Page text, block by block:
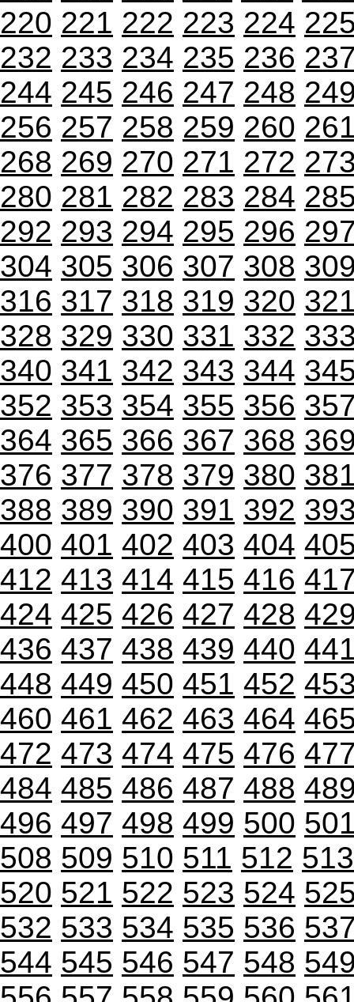
220 221 222 223 224
232 233 234 235 236
244 245 246 247 248
256 257 258 259 260
268 269 270 271 272
280 281 282 283 284
292 293 294 295 296
304 305 306 307 308
316 317 318 319 320
328 329 330 331 332
340 341 342 343 344
352 353 354 355 356
364 365 366 367 368
376 377 378 379 380
388 389 390 391 392
400 401 402 403 404
412 413 414 415 416
424 425 426 427 428
436 437 438 439 440
448 449 450 451 452
460 461 462 463 464
472 473 474 475 476
484 485 486 487 488
496 497 498 499 500
508 509 510 511 512 513
520 521 522 523 524
532 533 534 535 536
544 545 546 547 548